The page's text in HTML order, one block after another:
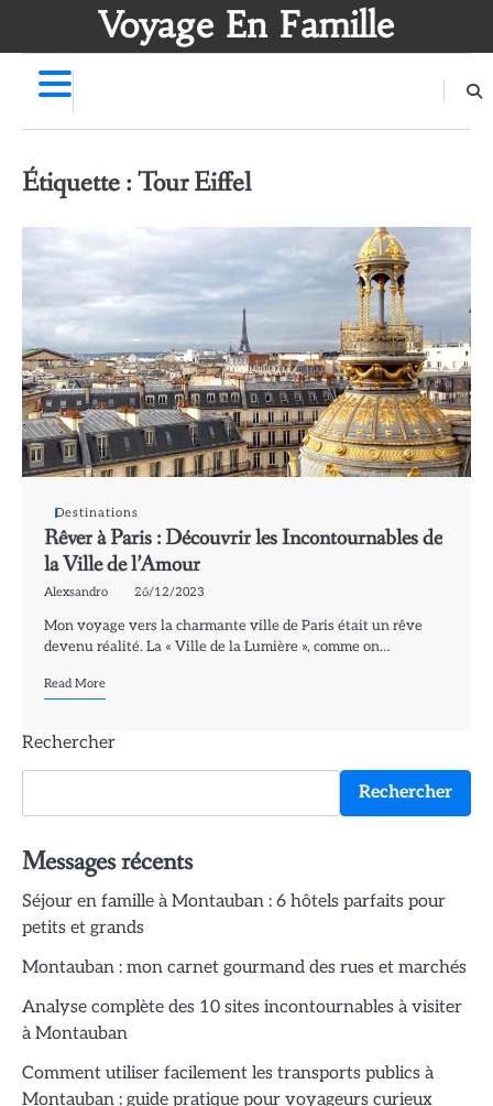
Voyage En Famille
Étiquette :Tour Eiffel
Destinations
Rêver à Paris : Découvrir les Incontournables de
la Ville de l’Amour
Alexsandro 26/12/2023
Mon voyage vers la charmante ville de Paris était un rêve
devenu réalité. La « Ville de la Lumière », comme on…
Read More
Rechercher
Rechercher
Messages récents
Séjour en famille à Montauban : 6 hôtels parfaits pour
petits et grands
Montauban : mon carnet gourmand des rues et marchés
Analyse complète des 10 sites incontournables à visiter
à Montauban
Comment utiliser facilement les transports publics à
Montauban : guide pratique pour voyageurs curieux